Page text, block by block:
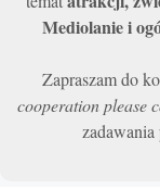
Mediolanie i
Zapraszam do
cooperation please